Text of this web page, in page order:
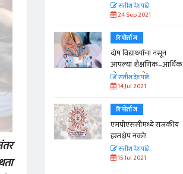
सतीश देशपांडे
24 Sep 2021
रिपोर्ताज
दोष विद्यार्थ्यांचा नसून
आपल्या शैक्षणिक–आर्थिक
धोरणांचा आहे!
सतीश देशपांडे
14 Jul 2021
रिपोर्ताज
एमपीएससीमध्ये राजकीय
हस्तक्षेप नको!
सतीश देशपांडे
15 Jul 2021